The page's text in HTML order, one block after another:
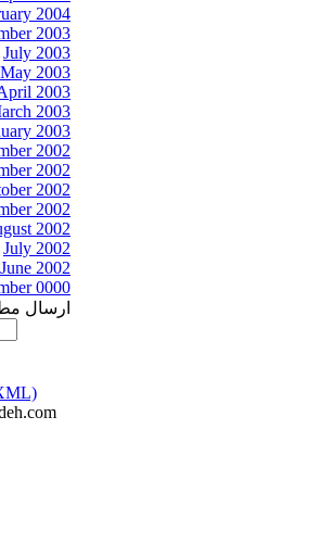
2004
2003
July 2003
May 2003
2003
2003
2003
2002
2002
2002
2002
2002
July 2002
June 2002
0000
ارسال